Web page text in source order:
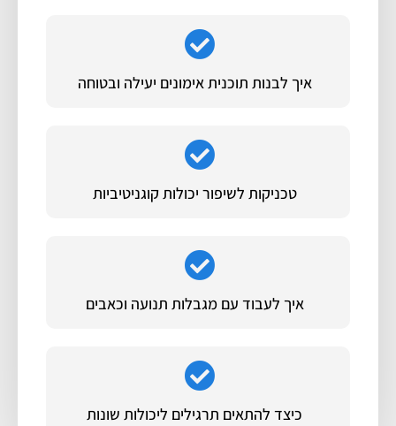
איך לבנות תוכנית אימונים יעילה ובטוחה
טכניקות לשיפור יכולות קוגניטיביות
איך לעבוד עם מגבלות תנועה וכאבים
כיצד להתאים תרגילים ליכולות שונות